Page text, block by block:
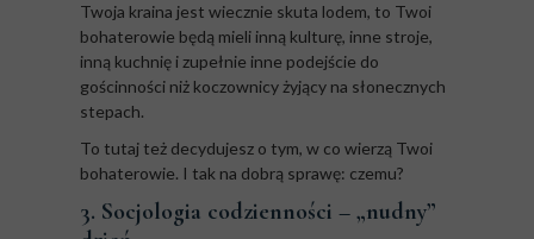
Twoja kraina jest wiecznie skuta lodem, to Twoi
bohaterowie będą mieli inną kulturę, inne stroje,
inną kuchnię i zupełnie inne podejście do
gościnności niż koczownicy żyjący na słonecznych
stepach.
To tutaj też decydujesz o tym, w co wierzą Twoi
bohaterowie. I tak na dobrą sprawę: czemu?
3. Socjologia codzienności – „nudny”